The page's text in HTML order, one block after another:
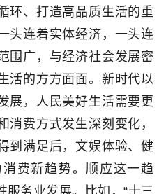
、打造高品质生活的重
头连着实体经济，一头连
围广，与经济社会发展密
活的方方面面。新时代以
展，人民美好生活需要更
消费方式发生深刻变化，
到满足后，文娱体验、健
费新趋势。顺应这一趋
服务业发展。比如，“十三